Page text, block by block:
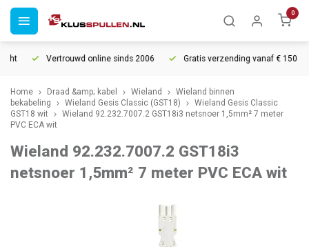
0
Vertrouwd online sinds 2006 Gratis verzending vanaf € 150
Home Draad &amp; kabel Wieland
Wieland binnen
bekabeling
Wieland Gesis Classic (GST18)
Wieland Gesis Classic
GST18 wit
Wieland 92.232.7007.2 GST18i3 netsnoer 1,5mm² 7 meter
PVC ECA wit
Wieland 92.232.7007.2 GST18i3
netsnoer 1,5mm² 7 meter PVC ECA wit